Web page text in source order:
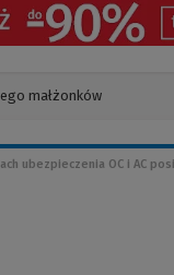
ubezpieczenia OC i AC